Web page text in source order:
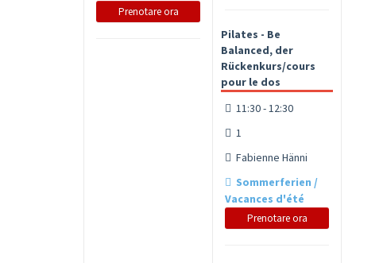
Prenotare ora
Pilates - Be
Balanced, der
Rückenkurs/cours
pour le dos
11:30 - 12:30
1
Fabienne Hänni
Sommerferien /
Vacances d'été
Prenotare ora